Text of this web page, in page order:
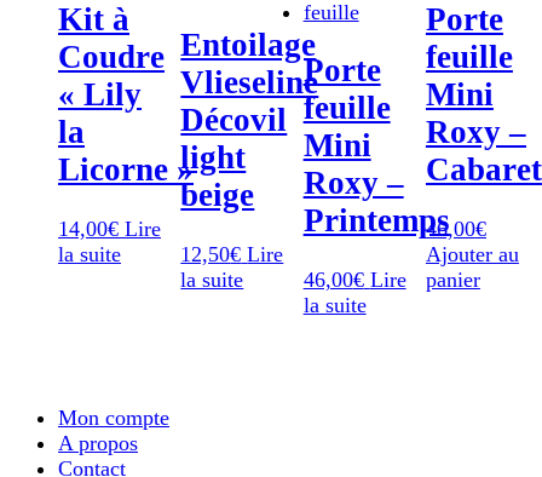
Kit à
Coudre
« Lily
la
Licorne »
14,00€ Lire
la suite
Entoilage
Vlieseline
Décovil
light
beige
12,50€ Lire
la suite
Porte
feuille
Mini
Roxy –
Printemps
46,00€ Lire
la suite
Porte
feuille
Mini
Roxy –
Cabaret
46,00€
Ajouter au
panier
Mon compte
A propos
Contact